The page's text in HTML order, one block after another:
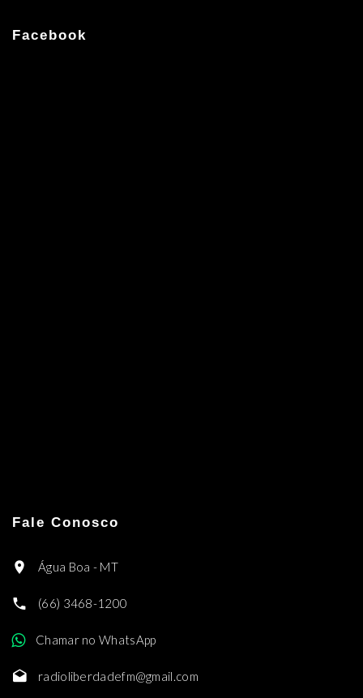
Facebook
Fale Conosco
Água Boa - MT
(66) 3468-1200
Chamar no WhatsApp
radioliberdadefm@gmail.com